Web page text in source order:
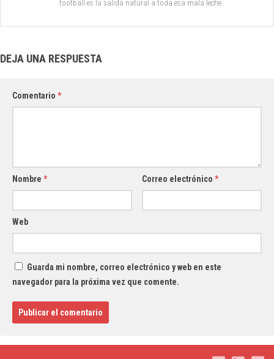
football es la salida natural a toda esa mala leche.
DEJA UNA RESPUESTA
Comentario *
Nombre * Correo electrónico*
Web
Guarda mi nombre, correo electrónico y web en este
navegador para la próxima vez que comente.